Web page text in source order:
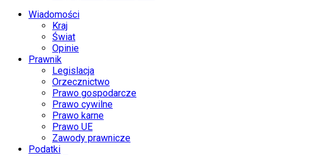
Wiadomości
Kraj
Świat
Opinie
Prawnik
Legislacja
Orzecznictwo
Prawo gospodarcze
Prawo cywilne
Prawo karne
Prawo UE
Zawody prawnicze
Podatki